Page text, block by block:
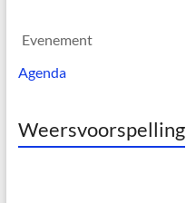
Evenement
Agenda
Weersvoorspelling